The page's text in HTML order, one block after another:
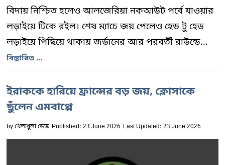
বিদায় নিশ্চিত হলেও আলজেরিয়া নকআউট পর্বে যাওয়ার
লড়াইয়ে টিকে রইল। শেষ ম্যাচে জয় পেলেও হেড টু হেড
লড়াইয়ে পিছিয়ে থাকায় জর্ডানের আর পরবর্তী রাউন্ডে...
বিস্তারিত ...
ইরাককে হারিয়ে ফ্রান্সের বড় জয়, ক্লোসাকে
ছুঁলেন এমবাপ্পে
byখেলাধুলা ডেস্ক Published: 23 June 2026 Last Updated: 23 June 2026